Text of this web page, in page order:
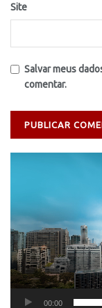
Site
Salvar meus
comentar.
00:00